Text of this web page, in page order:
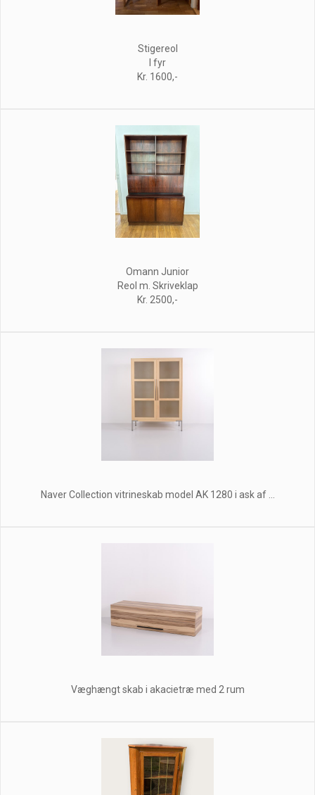
Stigereol
I fyr
Kr. 1600,-
Omann Junior
Reol m. Skriveklap
Kr. 2500,-
Naver Collection vitrineskab model AK 1280 i ask af ...
Væghængt skab i akacietræ med 2 rum